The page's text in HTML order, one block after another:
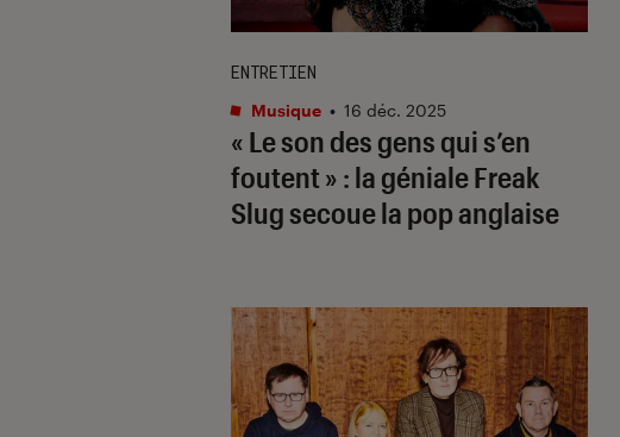
« Le son des gens qui s’en
foutent » : la géniale Freak
Slug secoue la pop anglaise
ENTRETIEN
Musique • 16 déc. 2025